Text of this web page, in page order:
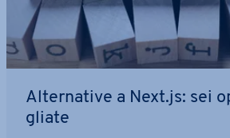
Al­ter­na­ti­ve a Next.js: sei
glia­te